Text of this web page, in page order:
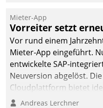
Die monatlichen
Mitteilungen zum
Heizungs- und
Wasserverbrauch gehen
automatisiert,
und auf Wunsch über
mehrere zuvor
Mieter-App
Vorreiter setzt
Vor rund einem
Mieter-App eingeführt.
entwickelte SAP-
Neuversion abgelöst.
Cloudplattform bietet
die Funktionalität der
Andreas Lerchner